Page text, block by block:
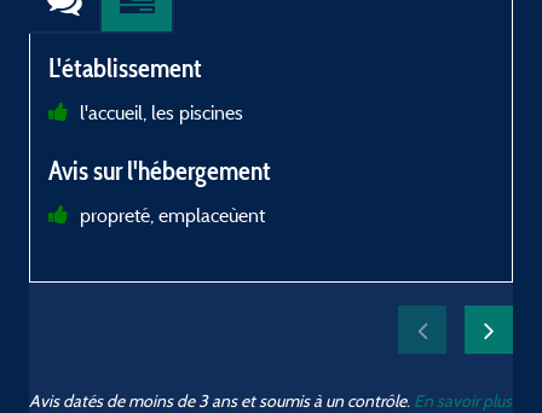
L'établissement
l'accueil, les piscines
Avis sur l'hébergement
propreté, emplaceùent
Avis datés de moins de 3 ans et soumis à un contrôle. En savoir plus